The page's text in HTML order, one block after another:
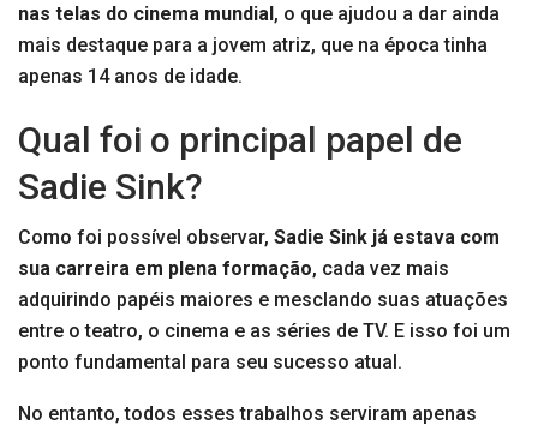
nas telas do cinema mundial , o que ajudou a dar ainda
mais destaque para a jovem atriz, que na época tinha
apenas 14 anos de idade.
Qual foi o principal papel de
Sadie Sink?
Como foi possível observar, Sadie Sink já estava com
sua carreira em plena formação, cada vez mais
adquirindo papéis maiores e mesclando suas atuações
entre o teatro, o cinema e as séries de TV. E isso foi um
ponto fundamental para seu sucesso atual.
No entanto, todos esses trabalhos serviram apenas